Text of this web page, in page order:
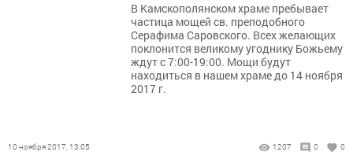
В Камскополянском храме пребывает
частица мощей св. преподобного
Серафима Саровского. Всех желающих
поклонится великому угоднику Божьему
ждут с 7:00-19:00. Мощи будут
находиться в нашем храме до 14 ноября
2017 г.
10 ноября 2017, 13:05 1207 0 0